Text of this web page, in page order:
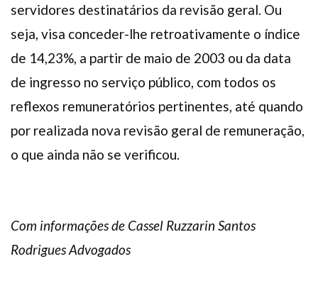
servidores destinatários da revisão geral. Ou
seja, visa conceder-lhe retroativamente o índice
de 14,23%, a partir de maio de 2003 ou da data
de ingresso no serviço público, com todos os
reflexos remuneratórios pertinentes, até quando
por realizada nova revisão geral de remuneração,
o que ainda não se verificou.
Com informações de Cassel Ruzzarin Santos
Rodrigues Advogados